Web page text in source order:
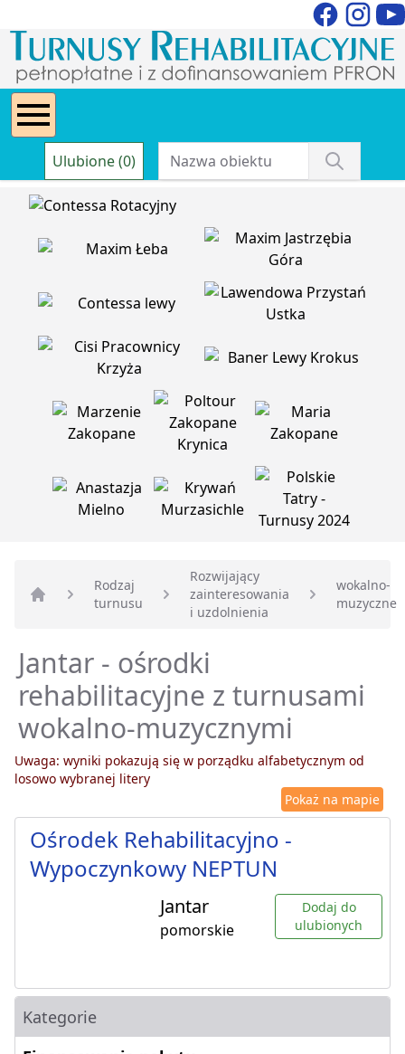
Ulubione (0)
Strona główna
Rodzaj
turnusu
Rozwijający
zainteresowania
i uzdolnienia
wokalno-
muzyczne
Jantar - ośrodki
rehabilitacyjne z turnusami
wokalno-muzycznymi
Uwaga: wyniki pokazują się w porządku alfabetycznym od
losowo wybranej litery
Pokaż na mapie
Ośrodek Rehabilitacyjno -
Wypoczynkowy NEPTUN
Jantar
pomorskie
Dodaj do
ulubionych
Kategorie